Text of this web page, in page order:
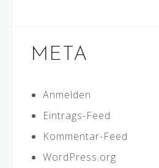
META
Anmelden
Eintrags-Feed
Kommentar-Feed
WordPress.org